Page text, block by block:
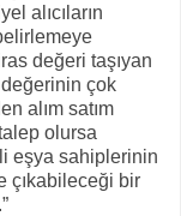
alıcıların
değeri taşıyan
çok
alım satım
olursa
eşya sahiplerinin
çıkabileceği bir